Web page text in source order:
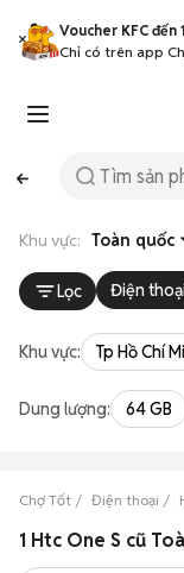
Voucher KFC đến
Chỉ có trên app
Khu vực: Toàn quốc
Lọc Điện thoại
Khu vực: Tp Hồ Chí
Dung lượng: 64 GB
Chợ Tốt Điện thoại
1 Htc One S cũ